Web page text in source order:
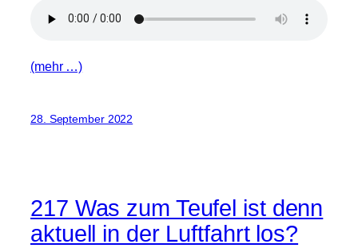
(mehr …)
28. September 2022
217 Was zum Teufel ist denn
aktuell in der Luftfahrt los?